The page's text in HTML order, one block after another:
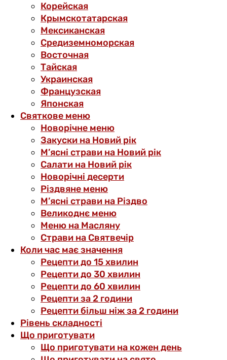
Корейская
Крымскотатарская
Мексиканская
Средиземноморская
Восточная
Тайская
Украинская
Французская
Японская
Святкове меню
Новорічне меню
Закуски на Новий рік
М’ясні страви на Новий рік
Салати на Новий рік
Новорічні десерти
Різдвяне меню
М’ясні страви на Різдво
Великоднє меню
Меню на Масляну
Страви на Святвечір
Коли час має значення
Рецепти до 15 хвилин
Рецепти до 30 хвилин
Рецепти до 60 хвилин
Рецепти за 2 години
Рецепти більш ніж за 2 години
Рівень складності
Що приготувати
Що приготувати на кожен день